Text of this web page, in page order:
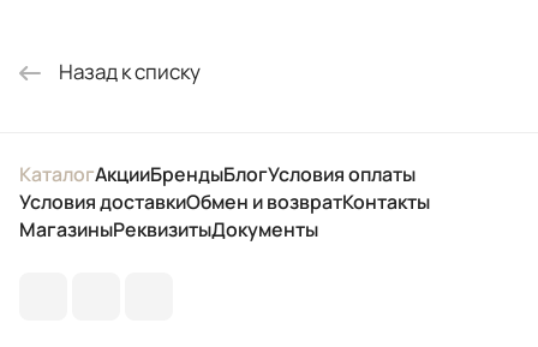
Назад к списку
КаталогАкцииБрендыБлогУсловия оплаты
Условия доставкиОбмен и возвратКонтакты
МагазиныРеквизитыДокументы